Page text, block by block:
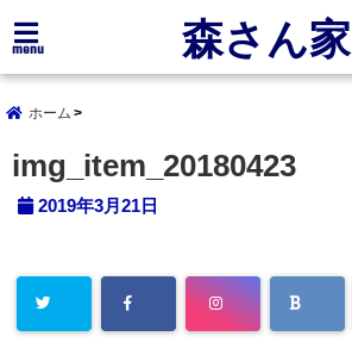
menu 森さん家
ホーム
img_item_20180423
2019年3月21日